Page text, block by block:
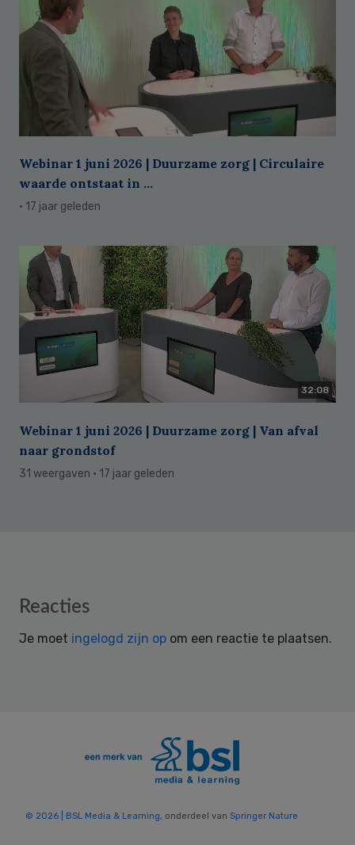
Webinar 1 juni 2026 | Duurzame zorg | Circulaire
waarde ontstaat in ...
· 17 jaar geleden
32:08
Webinar 1 juni 2026 | Duurzame zorg | Van afval
naar grondstof
31 weergaven · 17 jaar geleden
Reader
Reacties
Je moet ingelogd zijn op om een reactie te plaatsen.
© 2026 | BSL Media & Learning, onderdeel van Springer Nature